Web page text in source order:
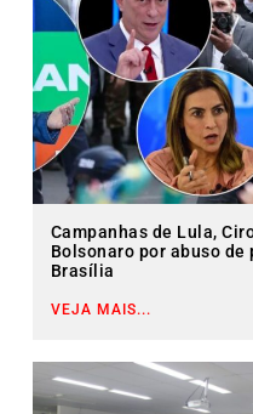
Campanhas de Lula,
Bolsonaro por abuso de
Brasília
VEJA MAIS...